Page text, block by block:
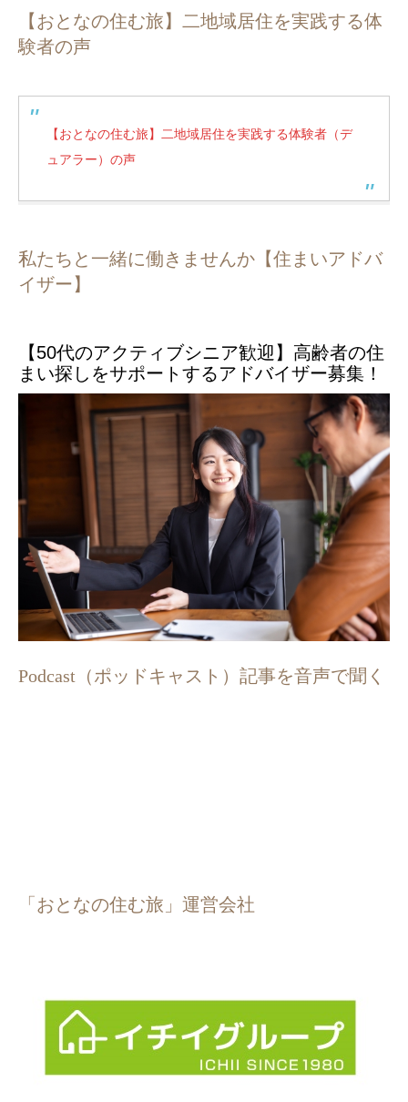
【おとなの住む旅】二地域居住を実践する体
験者の声
【おとなの住む旅】二地域居住を実践する体験者（デ
ュアラー）の声
私たちと一緒に働きませんか【住まいアドバ
イザー】
【50代のアクティブシニア歓迎】高齢者の住
まい探しをサポートするアドバイザー募集！
Podcast（ポッドキャスト）記事を音声で聞く
「おとなの住む旅」運営会社